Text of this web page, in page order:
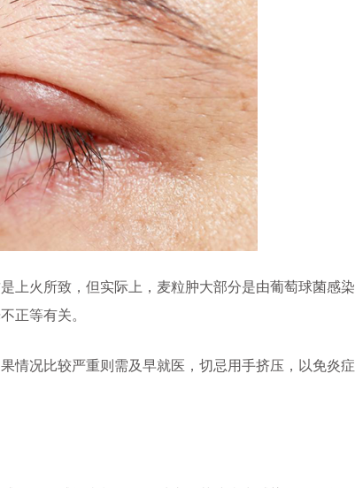
火所致，但实际上，麦粒肿大部分是由葡萄球菌感染
正等有关。
况比较严重则需及早就医，切忌用手挤压，以免炎症